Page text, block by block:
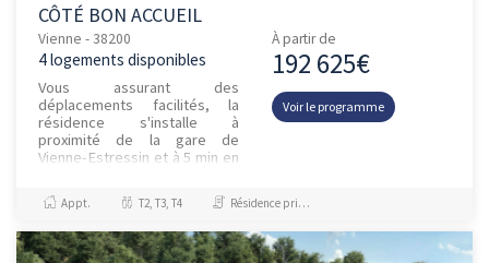
CÔTÉ BON ACCUEIL
Vienne - 38200
4 logements disponibles
Vous assurant des
déplacements facilités, la
résidence s'installe à
proximité de la gare de
Vienne-Estressin et à 5 min en
arrêt de bus à distance
piétonne vien...
À partir de
192 625€
Voir le programme
Appt. T2, T3, T4 Résidence principale / PTZ